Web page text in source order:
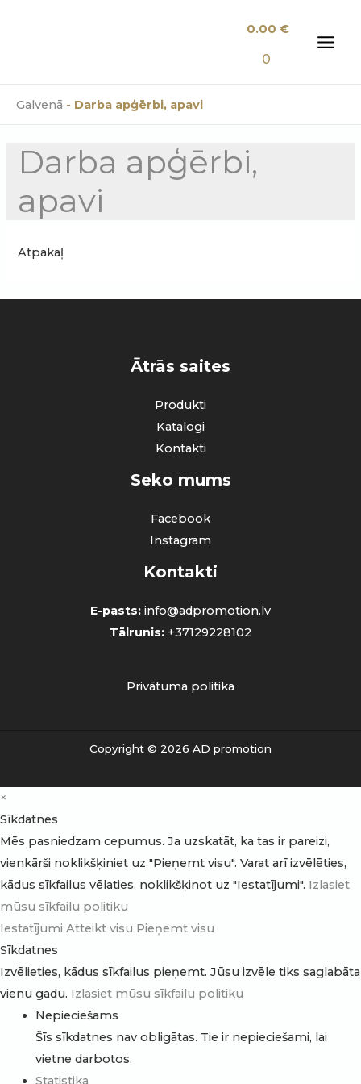
0.00€
0
Galvenā - Darba apģērbi, apavi
Darba apģērbi,
apavi
Atpakaļ
Ātrās saites
Produkti
Katalogi
Kontakti
Seko mums
Facebook
Instagram
Kontakti
E-pasts: info@adpromotion.lv
Tālrunis: +37129228102
Privātuma politika
Copyright © 2026 AD promotion
×
Sīkdatnes
Mēs pasniedzam cepumus. Ja uzskatāt, ka tas ir pareizi,
vienkārši noklikšķiniet uz "Pieņemt visu". Varat arī izvēlēties,
kādus sīkfailus vēlaties, noklikšķinot uz "Iestatījumi". Izlasiet
mūsu sīkfailu politiku
Iestatījumi Atteikt visu Pieņemt visu
Sīkdatnes
Izvēlieties, kādus sīkfailus pieņemt. Jūsu izvēle tiks saglabāta
vienu gadu. Izlasiet mūsu sīkfailu politiku
Nepieciešams
Šīs sīkdatnes nav obligātas. Tie ir nepieciešami, lai
vietne darbotos.
Statistika